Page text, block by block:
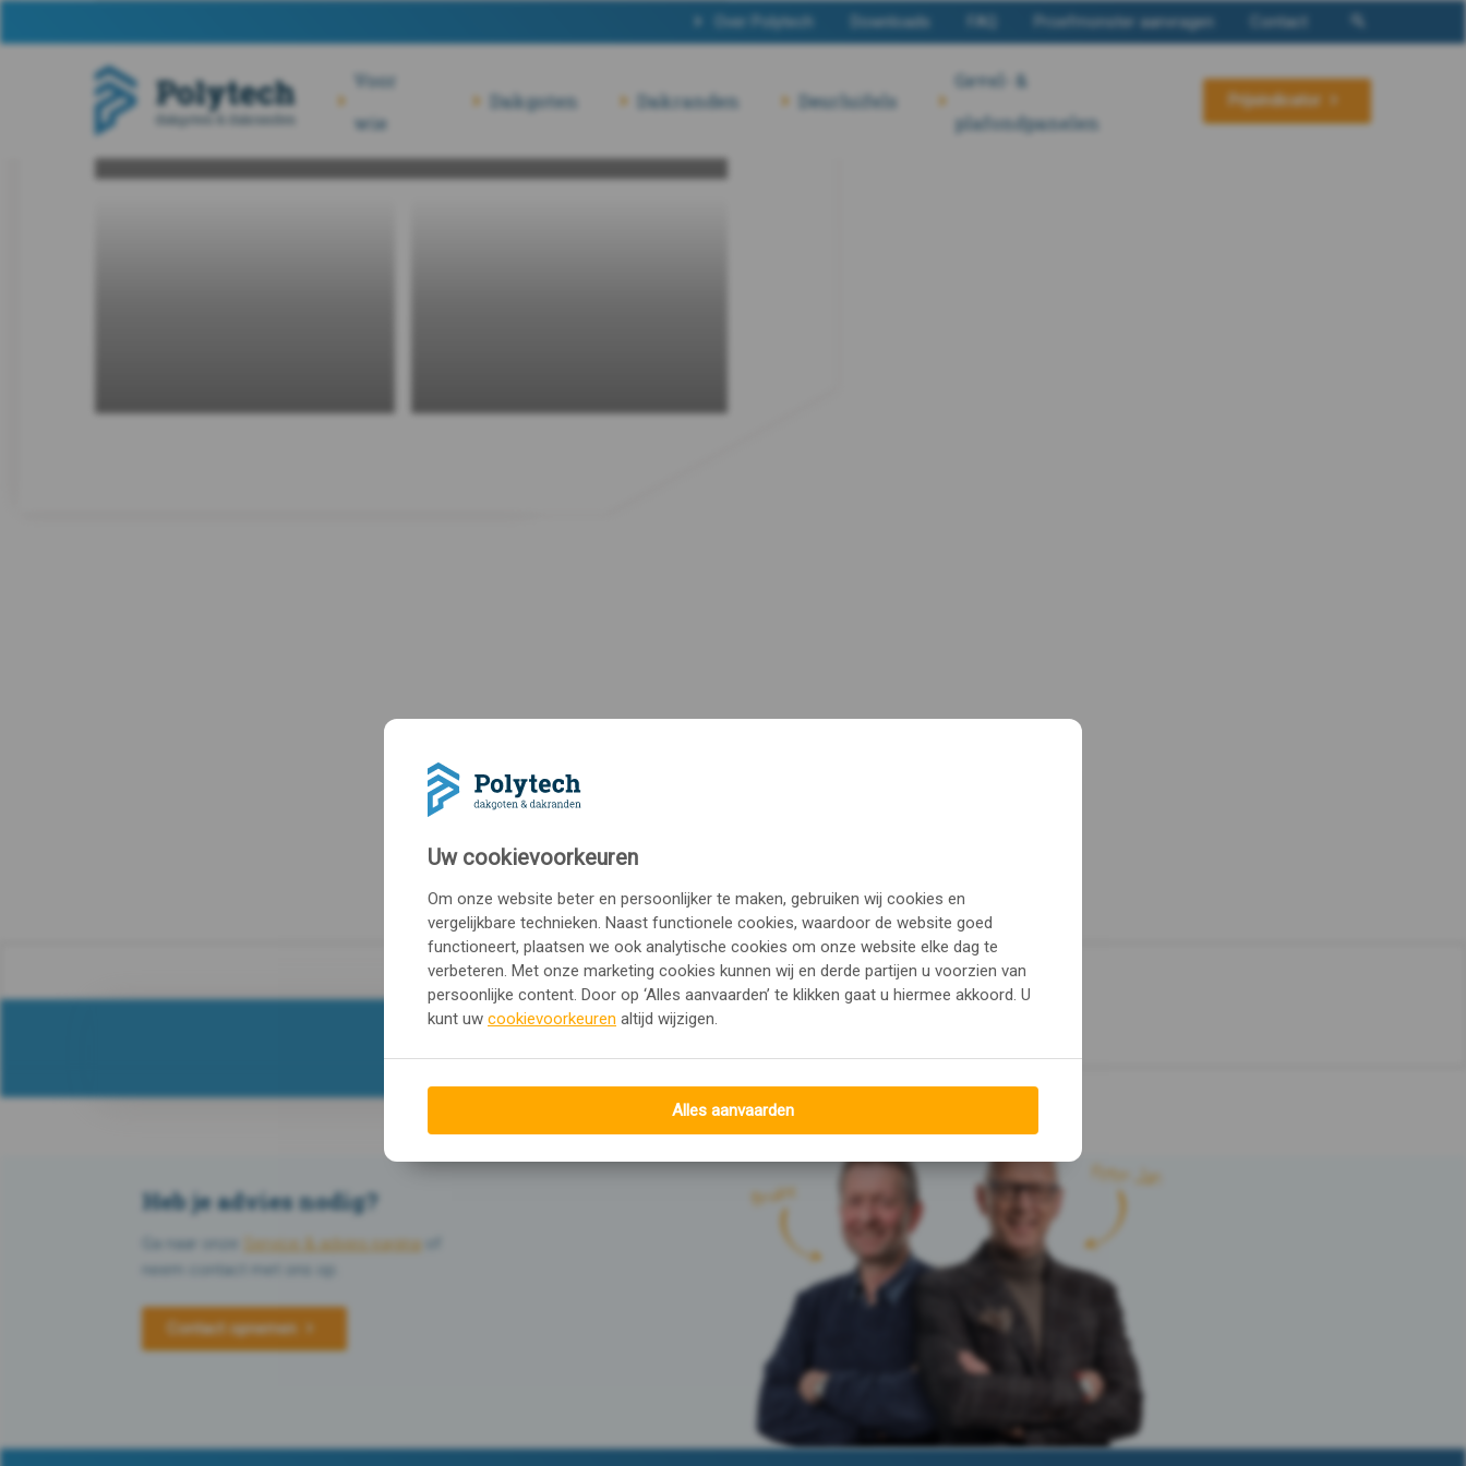
Over Polytech Downloads FAQ Proefmonster aanvragen Contact
Voor
wie
Dakgoten Dakranden Deurluifels
Gevel- &
plafondpanelen
Prijsindicator
Heb je advies nodig?
Ga naar onze Service & advies pagina
neem contact met ons op.
Contact opnemen
Uw cookievoorkeuren
Om onze website beter en persoonlijker te maken, gebruiken wij cookies en
vergelijkbare technieken. Naast functionele cookies, waardoor de website goed
functioneert, plaatsen we ook analytische cookies om onze website elke dag te
verbeteren. Met onze marketing cookies kunnen wij en derde partijen u voorzien van
persoonlijke content. Door op ‘Alles aanvaarden’ te klikken gaat u hiermee akkoord. U
kunt uw cookievoorkeuren altijd wijzigen.
Alles aanvaarden